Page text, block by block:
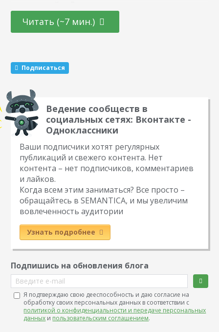
возврата и головная боль у владельцев бизнеса. Но все же
индустрия моды постепенно адаптируется к работе в
большинство…
Читать (~7 мин.)
Подписаться
Ведение сообществ в
социальных сетях: Вконтакте -
Одноклассники
Ваши подписчики хотят регулярных
публикаций и свежего контента. Нет
контента – нет подписчиков, комментариев
и лайков.
Когда всем этим заниматься? Все просто –
обращайтесь в SEMANTICA, и мы увеличим
вовлеченность аудитории
Узнать подробнее
Подпишись на обновления блога
Введите e-mail
Я подтверждаю свою дееспособность и даю согласие на
обработку своих персональных данных в соответствии с
политикой о конфиденциальности и передаче персональных
данных и пользовательским соглашением.